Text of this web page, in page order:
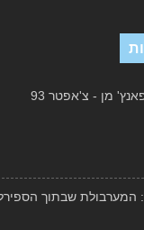
מן - צ'אפטר 93
המערבולת שבתוך